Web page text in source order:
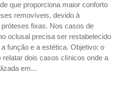
que proporciona maior conforto
removíveis, devido à
fixas. Nos casos de
oclusal precisa ser restabelecido
função e a estética. Objetivo: o
relatar dois casos clínicos onde a
em...